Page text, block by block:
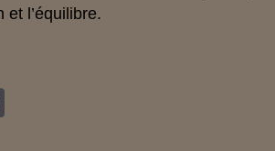
et l’équilibre.